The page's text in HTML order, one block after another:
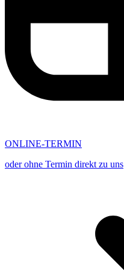
ONLINE-TERMIN
oder ohne Termin direkt zu uns